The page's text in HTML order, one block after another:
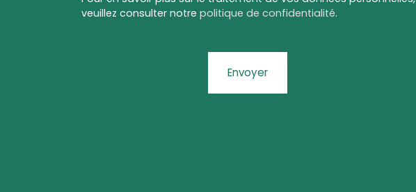
veuillez consulter notre politique de confidentialité.
Envoyer